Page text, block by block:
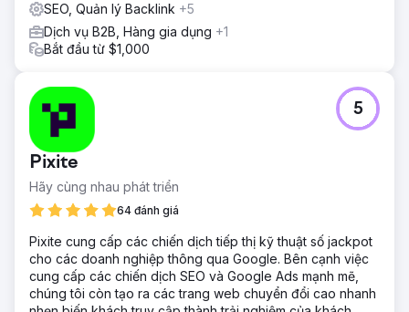
SEO, Quản lý Backlink +5
Dịch vụ B2B, Hàng gia dụng +1
Bắt đầu từ $1,000
Pixite
Hãy cùng nhau phát triển
64 đánh giá
5
Pixite cung cấp các chiến dịch tiếp thị kỹ thuật số jackpot
cho các doanh nghiệp thông qua Google. Bên cạnh việc
cung cấp các chiến dịch SEO và Google Ads mạnh mẽ,
chúng tôi còn tạo ra các trang web chuyển đổi cao nhanh